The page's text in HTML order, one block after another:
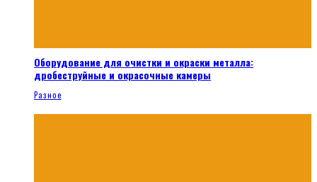
Оборудование для очистки и окраски металла:
дробеструйные и окрасочные камеры
Разное